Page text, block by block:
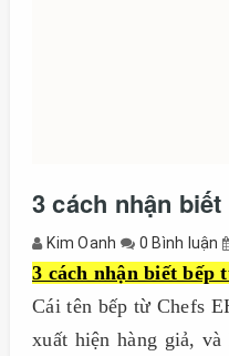
3 cách nhận
Kim Oanh 0 Bình luận
3 cách nhận biết bếp
Cái tên bếp từ Chefs
xuất hiện hàng giả,